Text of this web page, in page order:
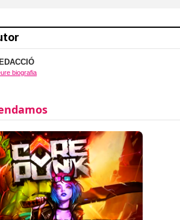
biografia